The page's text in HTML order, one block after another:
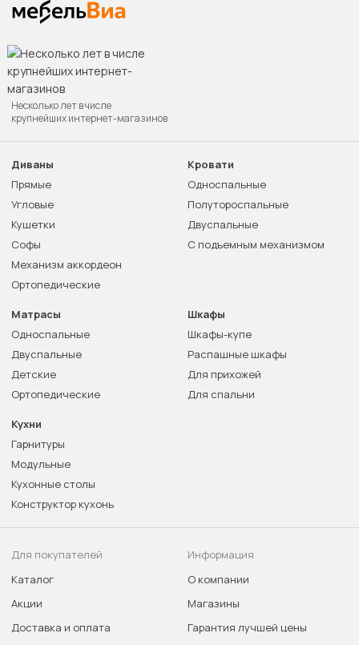
Несколько лет в числе
крупнейших интернет-магазинов
Диваны
Прямые
Угловые
Кушетки
Софы
Механизм аккордеон
Ортопедические
Кровати
Односпальные
Полутороспальные
Двуспальные
С подъемным механизмом
Матрасы
Односпальные
Двуспальные
Детские
Ортопедические
Шкафы
Шкафы-купе
Распашные шкафы
Для прихожей
Для спальни
Кухни
Гарнитуры
Модульные
Кухонные столы
Конструктор кухонь
Для покупателей
Каталог
Акции
Доставка и оплата
Информация
О компании
Магазины
Гарантия лучшей цены